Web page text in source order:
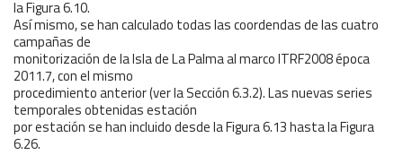
la Figura 6.10.
Así mismo, se han calculado todas las coordendas de las cuatro
campañas de
monitorización de la Isla de La Palma al marco ITRF2008 época
2011.7, con el mismo
procedimiento anterior (ver la Sección 6.3.2). Las nuevas series
temporales obtenidas estación
por estación se han incluido desde la Figura 6.13 hasta la Figura
6.26.